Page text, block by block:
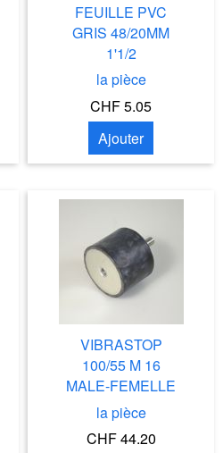
FEUILLE PVC
GRIS 48/20MM
1'1/2
la pièce
CHF 5.05
Ajouter
VIBRASTOP
100/55 M 16
MALE-FEMELLE
la pièce
CHF 44.20